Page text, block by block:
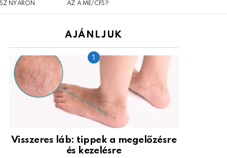
NYÁRON
AZ A ME/CFS?
AJÁNLJUK
Visszeres láb: tippek a megelőzésre
és kezelésre